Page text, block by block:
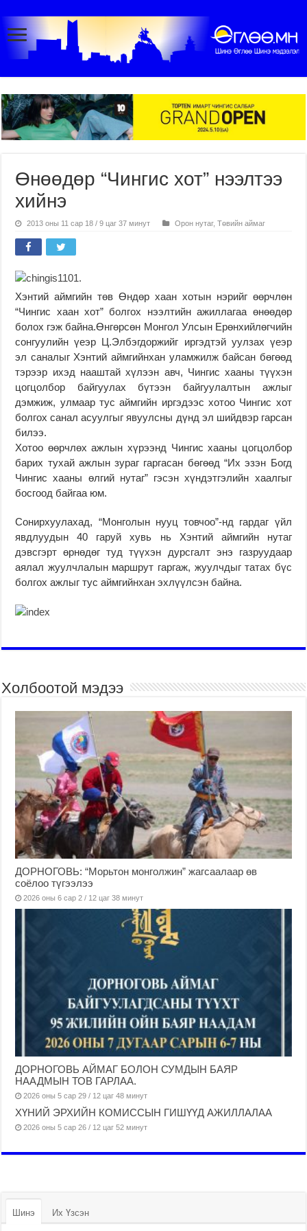
Өнөөдөр “Чингис хот” нээлтээ
хийнэ
2013 оны 11 сар 18 / 9 цаг 37 минут Орон нутаг,Төвийн аймаг
Хэнтий аймгийн төв Өндөр хаан хотын нэрийг өөрчлөн
“Чингис хаан хот” болгох нээлтийн ажиллагаа өнөөдөр
болох гэж байна.Өнгөрсөн Монгол Улсын Ерөнхийлөгчийн
сонгуулийн үеэр Ц.Элбэгдоржийг иргэдтэй уулзах үеэр
эл саналыг Хэнтий аймгийнхан уламжилж байсан бөгөөд
тэрээр ихэд нааштай хүлээн авч, Чингис хааны түүхэн
цогцолбор байгуулах бүтээн байгуулалтын ажлыг
дэмжиж, улмаар тус аймгийн иргэдээс хотоо Чингис хот
болгох санал асуулгыг явуулсны дүнд эл шийдвэр гарсан
билээ.
Хотоо өөрчлөх ажлын хүрээнд Чингис хааны цогцолбор
барих тухай ажлын зураг гаргасан бөгөөд “Их эзэн Богд
Чингис хааны өлгий нутаг” гэсэн хүндэтгэлийн хаалгыг
босгоод байгаа юм.
Сонирхуулахад, “Монголын нууц товчоо”-нд гардаг үйл
явдлуудын 40 гаруй хувь нь Хэнтий аймгийн нутаг
дэвсгэрт өрнөдөг туд түүхэн дурсгалт энэ газруудаар
аялал жуулчлалын маршрут гаргаж, жуулчдыг татах бүс
болгох ажлыг тус аймгийнхан эхлүүлсэн байна.
Холбоотой мэдээ
ДОРНОГОВЬ: “Морьтон монголжин” жагсаалаар өв
соёлоо түгээлээ
2026 оны 6 сар 2 / 12 цаг 38 минут
ДОРНОГОВЬ АЙМАГ БОЛОН СУМДЫН БАЯР
НААДМЫН ТОВ ГАРЛАА.
2026 оны 5 сар 29 / 12 цаг 48 минут
ХҮНИЙ ЭРХИЙН КОМИССЫН ГИШҮҮД АЖИЛЛАЛАА
2026 оны 5 сар 26 / 12 цаг 52 минут
Шинэ Их Үзсэн